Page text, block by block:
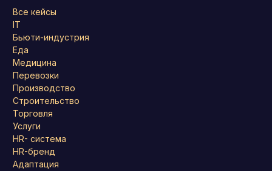
Все кейсы
IT
Бьюти-индустрия
Еда
Медицина
Перевозки
Производство
Строительство
Торговля
Услуги
HR- система
HR-бренд
Адаптация